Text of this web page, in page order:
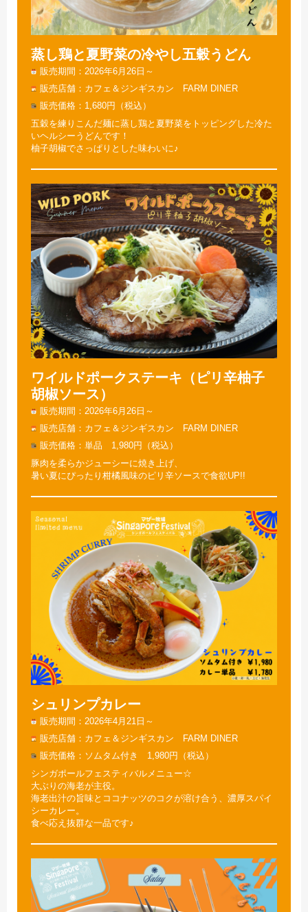
蒸し鶏と夏野菜の冷やし五穀うどん
販売期間
2026年6月26日～
販売店舗
カフェ＆ジンギスカン FARM DINER
販売価格
1,680円（税込）
五穀を練りこんだ麺に蒸し鶏と夏野菜をトッピングした冷た
いヘルシーうどんです！
柚子胡椒でさっぱりとした味わいに♪
ワイルドポークステーキ（ピリ辛柚子
胡椒ソース）
販売期間
2026年6月26日～
販売店舗
カフェ＆ジンギスカン FARM DINER
販売価格
単品 1,980円（税込）
豚肉を柔らかジューシーに焼き上げ、
暑い夏にぴったり柑橘風味のピリ辛ソースで食欲UP!!
シュリンプカレー
販売期間
2026年4月21日～
販売店舗
カフェ＆ジンギスカン FARM DINER
販売価格
ソムタム付き 1,980円（税込）
シンガポールフェスティバルメニュー☆
大ぶりの海老が主役。
海老出汁の旨味とココナッツのコクが溶け合う、濃厚スパイ
シーカレー。
食べ応え抜群な一品です♪